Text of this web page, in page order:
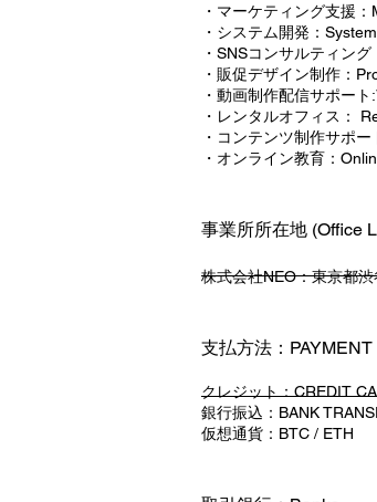
・マーケティング支援
・システム開発：
・SNSコンサルティン
・販促デザイン制作：
・動画制作配信サポー
・レンタルオフィス：
・コンテンツ制作サポ
・オンライン教育：
事業所所在地 (Office
株式会社NEO：東京都
支払方法：PAYMENT
クレジット：CREDIT
銀行振込：BANK
仮想通貨：BTC / ETH